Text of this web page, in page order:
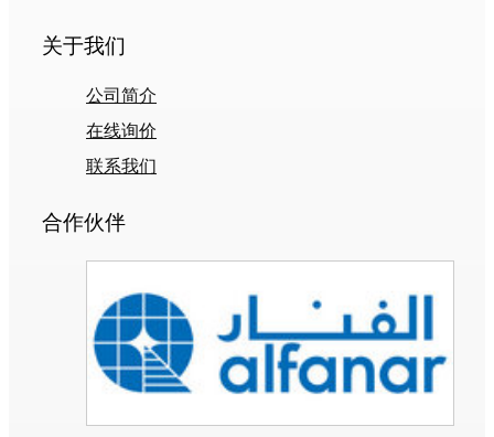
关于我们
公司简介
在线询价
联系我们
合作伙伴